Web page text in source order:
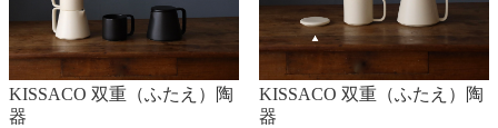
やさないでください。耐熱陶器はひび割れることで熱
膨張の吸収をし易くなる素材です。ご使用中に土鍋の
底部にひび割れができ、水が濡れてきたら再度目止め
作業をしてください。
KISSACO 双重（ふたえ）陶
器
KISSACO 双重（ふたえ）陶
器